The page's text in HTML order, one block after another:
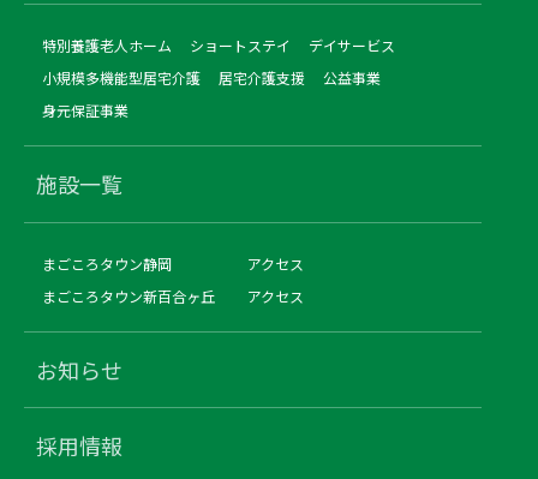
特別養護老人ホーム ショートステイ
デイサービス
小規模多機能型居宅介護
居宅介護支援
公益事業
身元保証事業
施設一覧
まごころタウン静岡
アクセス
まごころタウン新百合ヶ丘
アクセス
お知らせ
採用情報